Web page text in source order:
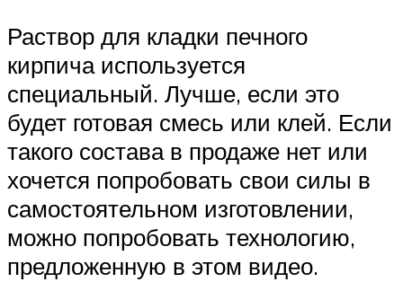
Раствор для кладки печного
кирпича используется
специальный. Лучше, если это
будет готовая смесь или клей. Если
такого состава в продаже нет или
хочется попробовать свои силы в
самостоятельном изготовлении,
можно попробовать технологию,
предложенную в этом видео.